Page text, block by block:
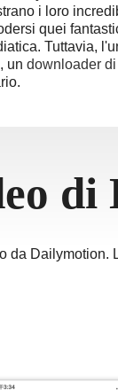
i loro
quei
Tuttavia,
un downloader
da Dailymotion.